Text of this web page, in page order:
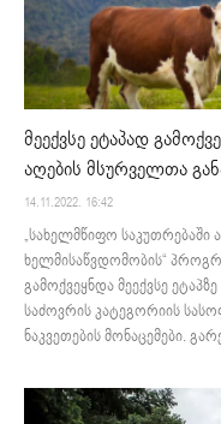
მეექვსე ეტაპად
აღების მსურველთა
14.11.2022. 16:42
„სახელმწიფო საკუთრებაში
ხელმისაწვდომობის“
გამოქვეყნდა მეექვსე
საძოვრის კატეგორიის
ნაკვეთების მონაცემები.